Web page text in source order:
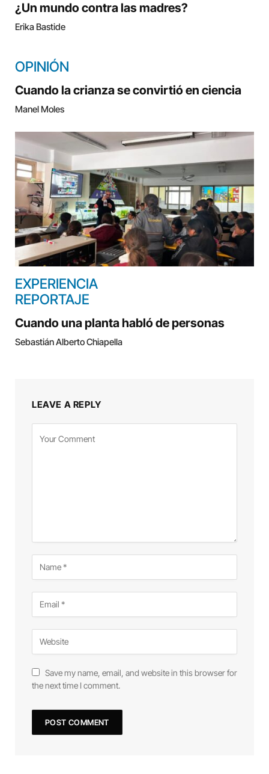
¿Un mundo contra las madres?
Erika Bastide
OPINIÓN
Cuando la crianza se convirtió en ciencia
Manel Moles
EXPERIENCIA
REPORTAJE
Cuando una planta habló de personas
Sebastián Alberto Chiapella
LEAVE A REPLY
Save my name, email, and website in this browser for
the next time I comment.